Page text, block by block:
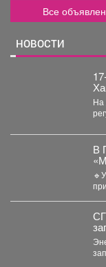
Все
НОВОСТИ
На
В